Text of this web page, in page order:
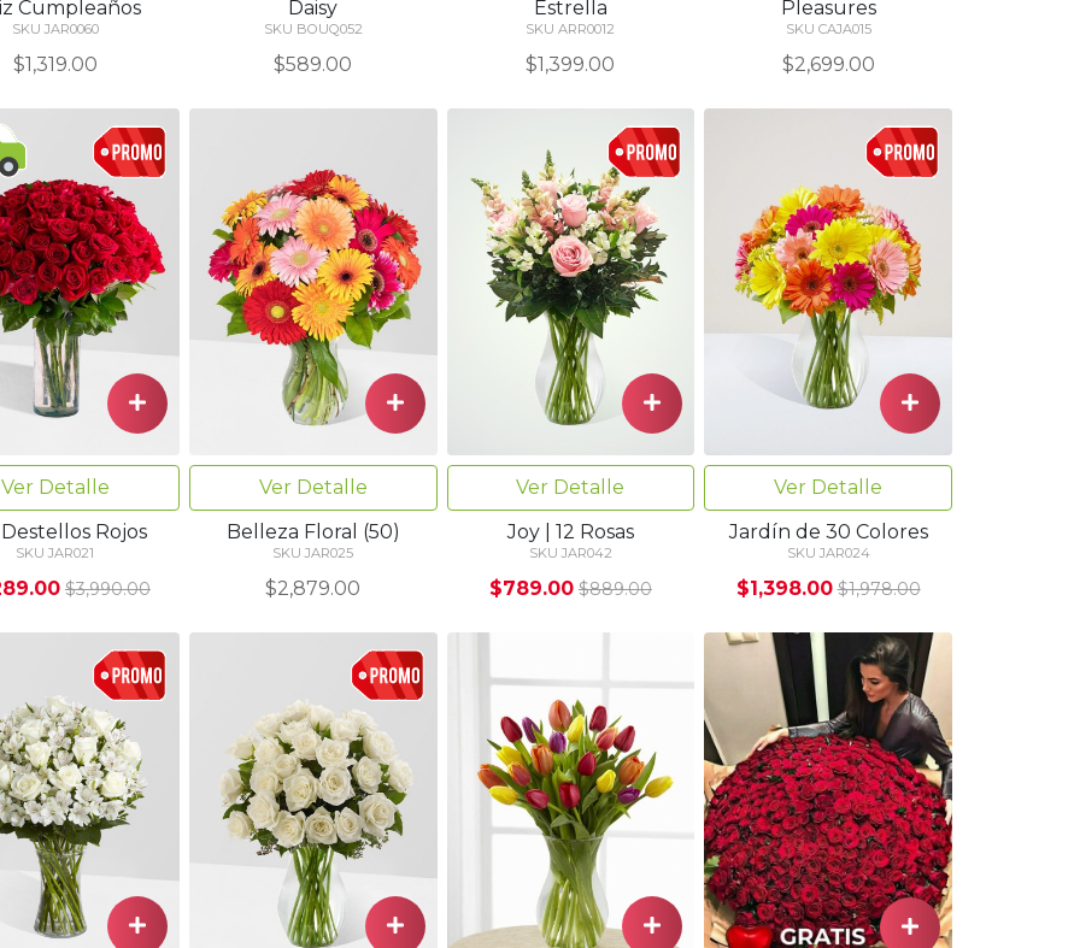
Cumpleaños
SKU JAR0060
$1,319.00
Daisy
SKU BOUQ052
$589.00
Estrella
SKU ARR0012
$1,399.00
Pleasures
SKU CAJA015
$2,699.00
Ver Detalle
Rojos
SKU JAR021
$3,990.00
Ver Detalle
Belleza Floral (50)
SKU JAR025
$2,879.00
Ver Detalle
Joy | 12 Rosas
SKU JAR042
$789.00 $889.00
Ver Detalle
Jardín de 30 Colores
SKU JAR024
$1,398.00 $1,978.00